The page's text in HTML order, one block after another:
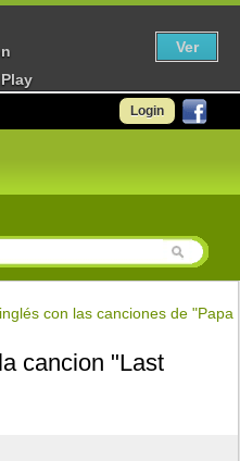
Login
con las canciones de "Papa
cancion "Last
Ver